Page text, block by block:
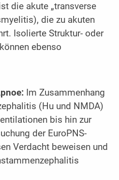
die akute „transverse
die zu akuten
Isolierte Struktur- oder
ebenso
Im Zusammenhang
(Hu und NMDA)
bis hin zur
der EuroPNS-
Verdacht beweisen und